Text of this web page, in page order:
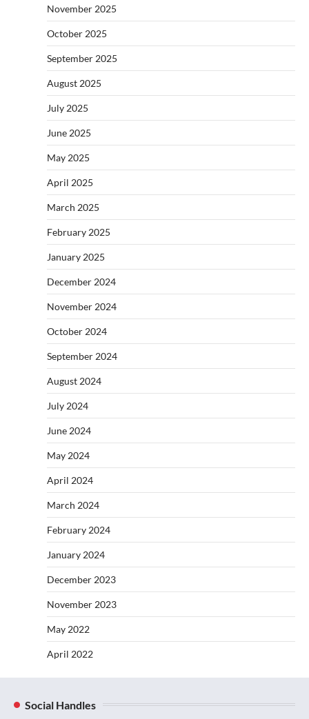
November 2025
October 2025
September 2025
August 2025
July 2025
June 2025
May 2025
April 2025
March 2025
February 2025
January 2025
December 2024
November 2024
October 2024
September 2024
August 2024
July 2024
June 2024
May 2024
April 2024
March 2024
February 2024
January 2024
December 2023
November 2023
May 2022
April 2022
Social Handles